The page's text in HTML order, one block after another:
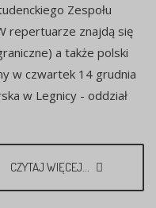
Zespołu
repertuarze znajdą się
a także polski
w czwartek 14 grudnia
w Legnicy - oddział
CZYTAJ WIĘCEJ...